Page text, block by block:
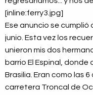
[inline:ferry3.jpg]
Ese anuncio se cumplió
junio. Esta vez los
unieron mis dos
barrio El Espinal,
Brasilia. Eran como las
carretera Troncal de